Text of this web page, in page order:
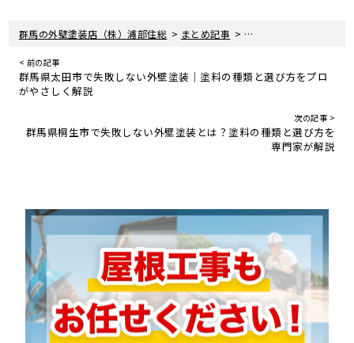
群馬の外壁塗装店（株）浦部住総 > まとめ記事 > 群馬県館林市で失敗し
< 前の記事
群馬県太田市で失敗しない外壁塗装｜塗料の種類と選び方をプロ
がやさしく解説
次の記事 >
群馬県桐生市で失敗しない外壁塗装とは？塗料の種類と選び方を
専門家が解説